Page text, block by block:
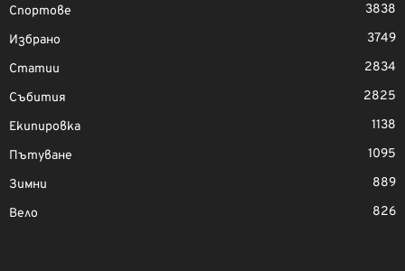
Спортове
3838
Избрано
3749
Статии
2834
Събития
2825
Екипировка
1138
Пътуване
1095
Зимни
889
Вело
826